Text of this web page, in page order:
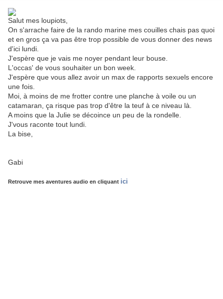
Salut mes loupiots,
On s'arrache faire de la rando marine mes couilles chais pas quoi
et en gros ça va pas être trop possible de vous donner des news
d'ici lundi.
J'espère que je vais me noyer pendant leur bouse.
L'occas' de vous souhaiter un bon week.
J'espère que vous allez avoir un max de rapports sexuels encore
une fois.
Moi, à moins de me frotter contre une planche à voile ou un
catamaran, ça risque pas trop d'être la teuf à ce niveau là.
A moins que la Julie se décoince un peu de la rondelle.
J'vous raconte tout lundi.
La bise,
Gabi
Retrouve mes aventures audio en cliquant ici